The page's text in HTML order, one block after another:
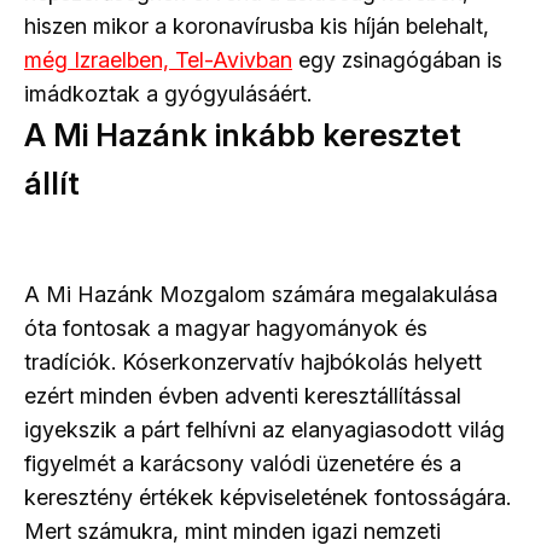
hiszen mikor a koronavírusba kis híján belehalt,
még Izraelben, Tel-Avivban egy zsinagógában is
imádkoztak a gyógyulásáért.
A Mi Hazánk inkább keresztet
állít
A Mi Hazánk Mozgalom számára megalakulása
óta fontosak a magyar hagyományok és
tradíciók. Kóserkonzervatív hajbókolás helyett
ezért minden évben adventi keresztállítással
igyekszik a párt felhívni az elanyagiasodott világ
figyelmét a karácsony valódi üzenetére és a
keresztény értékek képviseletének fontosságára.
Mert számukra, mint minden igazi nemzeti